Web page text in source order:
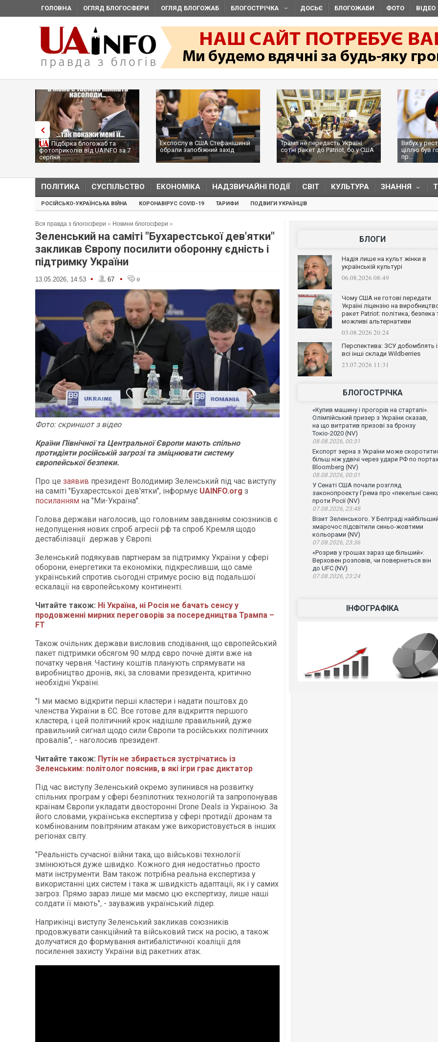
ГОЛОВНА ОГЛЯД БЛОГОСФЕРИ ОГЛЯД БЛОГОЖАБ БЛОГОСТРІЧКА ДОСЬЄ БЛОГОЖАБИ ФОТО ВІДЕО
Підбірка блогожаб та
фотоприколів від UAINFO за 7
серпня
Експослу в США Стефанішиній
обрали запобіжний захід
Трамп не передасть Україні
сотні ракет до Patriot, бо у США
...
Вибух у
ціллю був
пр...
ПОЛІТИКА СУСПІЛЬСТВО ЕКОНОМІКА НАДЗВИЧАЙНІ ПОДІЇ СВІТ КУЛЬТУРА ЗНАННЯ
РОСІЙСЬКО-УКРАЇНСЬКА ВІЙНА КОРОНАВІРУС COVID-19 ТАРИФИ ПОДВИГИ УКРАЇНЦІВ
Вся правда з блогосфери » Новини блогосфери »
Зеленський на саміті "Бухарестської дев'ятки"
закликав Європу посилити оборонну єдність і
підтримку України
13.05.2026, 14:53 • 67 • 0
Фото: скриншот з відео
Країни Північної та Центральної Європи мають спільно
протидіяти російській загрозі та зміцнювати систему
європейської безпеки.
Про це заявив президент Володимир Зеленський під час виступу
на саміті "Бухарестської дев'ятки", інформує UAINFO.org з
посиланням на "Ми-Україна".
Голова держави наголосив, що головним завданням союзників є
недопущення нових спроб агресії рф та спроб Кремля щодо
дестабілізації держав у Європі.
Зеленський подякував партнерам за підтримку України у сфері
оборони, енергетики та економіки, підкресливши, що саме
український спротив сьогодні стримує росію від подальшої
ескалації на європейському континенті.
Читайте також: Ні Україна, ні Росія не бачать сенсу у
продовженні мирних переговорів за посередництва Трампа –
FT
Також очільник держави висловив сподівання, що європейський
пакет підтримки обсягом 90 млрд євро почне діяти вже на
початку червня. Частину коштів планують спрямувати на
виробництво дронів, які, за словами президента, критично
необхідні Україні.
"І ми маємо відкрити перші кластери і надати поштовх до
членства України в ЄС. Все готове для відкриття першого
кластера, і цей політичний крок надішле правильний, дуже
правильний сигнал щодо сили Європи та російських політичних
провалів", - наголосив президент.
Читайте також: Путін не збирається зустрічатись із
Зеленським: політолог пояснив, в які ігри грає диктатор
Під час виступу Зеленський окремо зупинився на розвитку
спільних програм у сфері безпілотних технологій та запропонував
країнам Європи укладати двосторонні Drone Deals із Україною. За
його словами, українська експертиза у сфері протидії дронам та
комбінованим повітряним атакам уже використовується в інших
регіонах світу.
"Реальність сучасної війни така, що військові технології
змінюються дуже швидко. Кожного дня недостатньо просто
мати інструменти. Вам також потрібна реальна експертиза у
використанні цих систем і така ж швидкість адаптації, як і у самих
загроз. Прямо зараз лише ми маємо цю експертизу, лише наші
солдати її мають", - зауважив український лідер.
Наприкінці виступу Зеленський закликав союзників
продовжувати санкційний та військовий тиск на росію, а також
долучатися до формування антибалістичної коаліції для
посилення захисту України від ракетних атак.
БЛОГИ
Надія лише на культ жінки в
українській культурі
06.08.2026 08:49
Чому США не готові передати
Україні ліцензію на
ракет Patriot: політика, безпека
можливі альтернативи
03.08.2026 20:24
Перспектива: ЗСУ добомблять і
всі інші склади Wildberries
23.07.2026 11:31
БЛОГОСТРІЧКА
«Купив машину і прогорів на стартапі».
Олімпійський призер з України сказав,
на що витратив призові за бронзу
Токіо-2020 (NV)
08.08.2026, 00:31
Експорт зерна з України може
більш ніж удвічі через удари РФ по
Bloomberg (NV)
08.08.2026, 00:01
У Сенаті США почали розгляд
законопроєкту Грема про «пекельні
проти Росії (NV)
07.08.2026, 23:48
Візит Зеленського. У Белграді найбільший
хмарочос підсвітили синьо-жовтими
кольорами (NV)
07.08.2026, 23:36
«Розрив у грошах зараз ще більший»:
Верховен розповів, чи повернеться він
до UFC (NV)
07.08.2026, 23:24
ІНФОГРАФІКА